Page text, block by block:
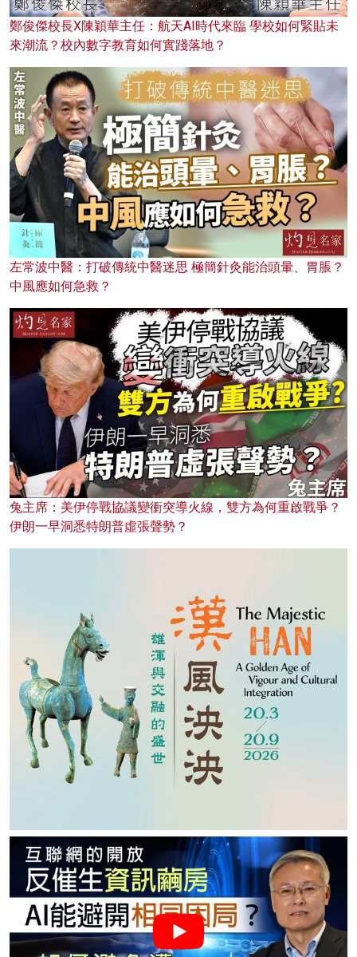
鄭俊傑校長X陳穎華主任：航天AI時代來臨 學校如何緊貼未
來潮流？校內數字教育如何實踐落地？
左常波中醫：打破傳統中醫迷思 極簡針灸能治頭暈、胃脹？
中風應如何急救？
兔主席：美伊停戰協議變衝突導火線，雙方為何重啟戰爭？
伊朗一早洞悉特朗普虛張聲勢？